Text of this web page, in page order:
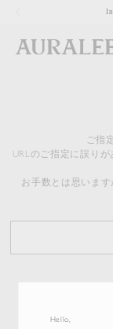
Hello,
ご指
URLのご指定に誤り
お手数とは思いま